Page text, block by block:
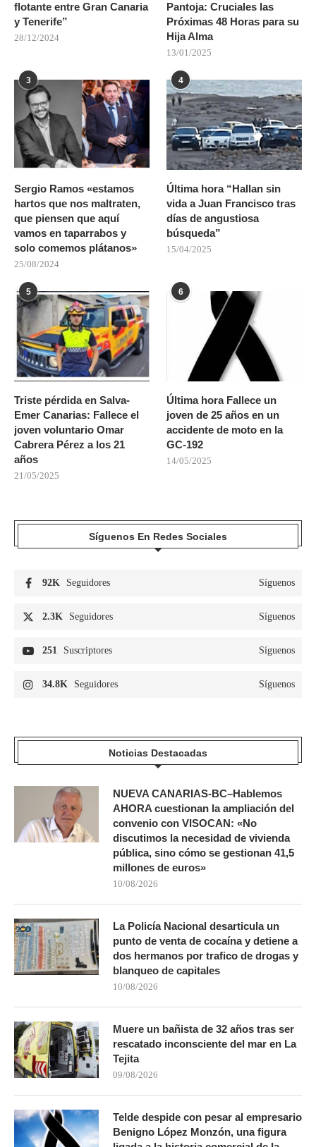
flotante entre Gran Canaria
y Tenerife”
28/12/2024
Pantoja: Cruciales las
Próximas 48 Horas para su
Hija Alma
13/01/2025
3
Sergio Ramos «estamos
hartos que nos maltraten,
que piensen que aquí
vamos en taparrabos y
solo comemos plátanos»
25/08/2024
4
Última hora “Hallan sin
vida a Juan Francisco tras
días de angustiosa
búsqueda”
15/04/2025
5
Triste pérdida en Salva-
Emer Canarias: Fallece el
joven voluntario Omar
Cabrera Pérez a los 21
años
21/05/2025
6
Última hora Fallece un
joven de 25 años en un
accidente de moto en la
GC-192
14/05/2025
Síguenos En Redes Sociales
92K Seguidores Síguenos
2.3K Seguidores Síguenos
251 Suscriptores Síguenos
34.8K Seguidores Síguenos
Noticias Destacadas
NUEVA CANARIAS-BC–Hablemos
AHORA cuestionan la ampliación del
convenio con VISOCAN: «No
discutimos la necesidad de vivienda
pública, sino cómo se gestionan 41,5
millones de euros»
10/08/2026
La Policía Nacional desarticula un
punto de venta de cocaína y detiene a
dos hermanos por trafico de drogas y
blanqueo de capitales
10/08/2026
Muere un bañista de 32 años tras ser
rescatado inconsciente del mar en La
Tejita
09/08/2026
Telde despide con pesar al empresario
Benigno López Monzón, una figura